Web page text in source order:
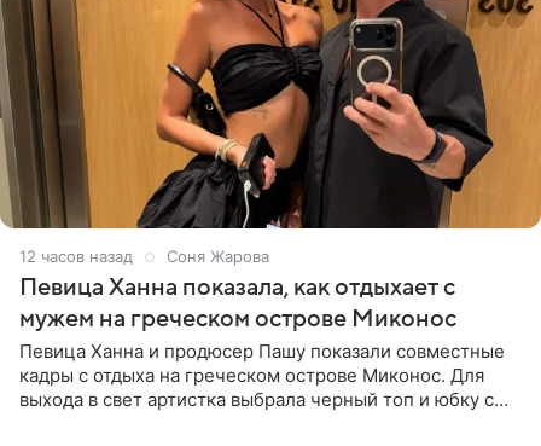
12 часов назад Соня Жарова
Певица Ханна показала, как отдыхает с
мужем на греческом острове Миконос
Певица Ханна и продюсер Пашу показали совместные
кадры с отдыха на греческом острове Миконос. Для
выхода в свет артистка выбрала черный топ и юбку с